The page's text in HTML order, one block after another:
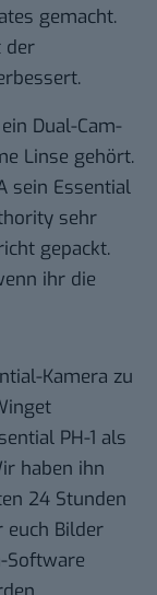
gemacht.
der
Dual-Cam-
Linse gehört.
sein Essential
sehr
gepackt.
ihr die
Kamera zu
PH-1 als
haben ihn
24 Stunden
euch Bilder
Software